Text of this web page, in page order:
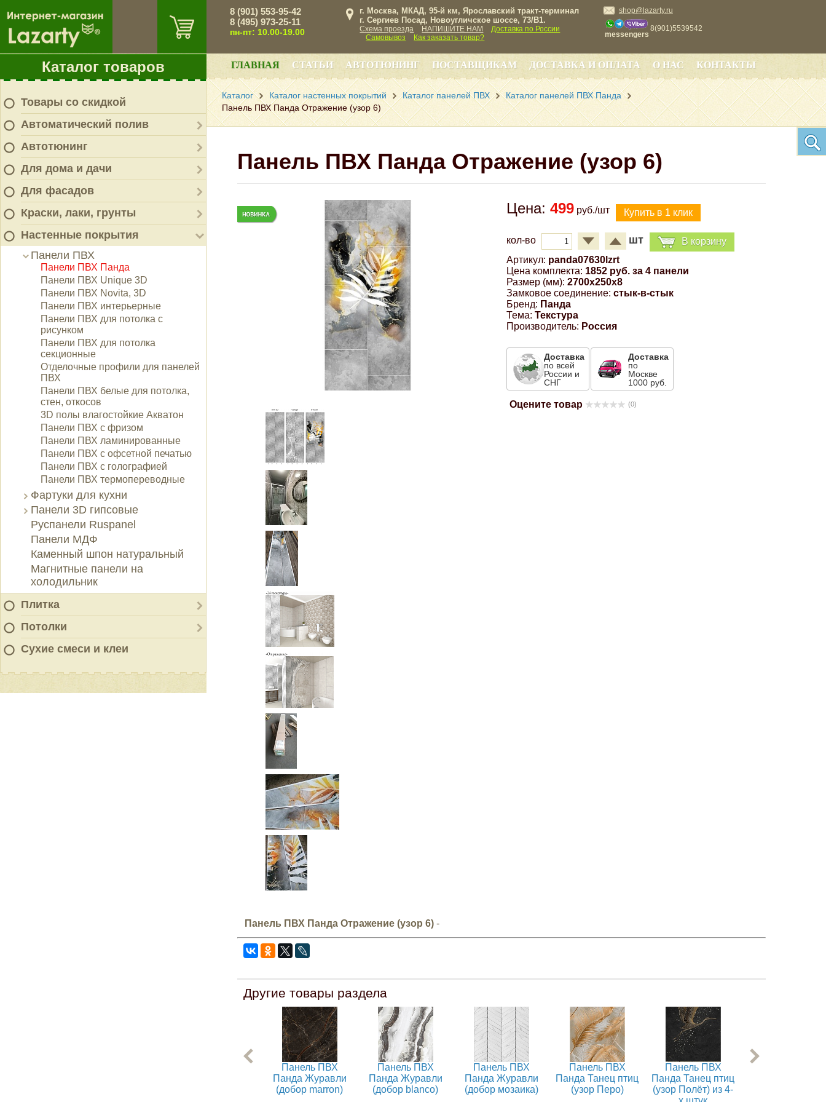
Каталог товаров
Товары со скидкой
Автоматический полив
Автотюнинг
Для дома и дачи
Для фасадов
Краски, лаки, грунты
Настенные покрытия
Панели ПВХ
Панели ПВХ Панда
Панели ПВХ Unique 3D
Панели ПВХ Novita, 3D
Панели ПВХ интерьерные
Панели ПВХ для потолка с
рисунком
Панели ПВХ для потолка
секционные
Отделочные профили для панелей
ПВХ
Панели ПВХ белые для потолка,
стен, откосов
3D полы влагостойкие Акватон
Панели ПВХ с фризом
Панели ПВХ ламинированные
Панели ПВХ с офсетной печатью
Панели ПВХ с голографией
Панели ПВХ термопереводные
Фартуки для кухни
Панели 3D гипсовые
Руспанели Ruspanel
Панели МДФ
Каменный шпон натуральный
Магнитные панели на
холодильник
Плитка
Потолки
Сухие смеси и клеи
8 (901) 553-95-42
8 (495) 973-25-11
пн-пт: 10.00-19.00
г. Москва, МКАД, 95-й км, Ярославский тракт-терминал
г. Сергиев Посад, Новоугличское шоссе, 73/B1.
Схема проезда НАПИШИТЕ НАМ
Доставка по России
Самовывоз
Как заказать товар?
shop@lazarty.ru
messengers
8(901)5539542
ГЛАВНАЯ СТАТЬИ АВТОТЮНИНГ ПОСТАВЩИКАМ ДОСТАВКА И ОПЛАТА О НАС КОНТАКТЫ
Каталог Каталог настенных покрытий Каталог панелей ПВХ
Каталог панелей ПВХ Панда
Панель ПВХ Панда Отражение (узор 6)
Панель ПВХ Панда Отражение (узор 6)
Цена:499 руб./шт
кол-во шт
В корзину
Артикул: panda07630lzrt
Цена комплекта: 1852 руб. за 4 панели
Размер (мм): 2700x250x8
Замковое соединение: стык-в-стык
Бренд: Панда
Тема: Текстура
Производитель: Россия
Доставка
по всей
России и
СНГ
Доставка
по
Москве
1000 руб.
Оцените товар (0)
Панель ПВХ Панда Отражение (узор 6)-
Другие товары раздела
Панель ПВХ
Панда Журавли
(добор marron)
Панель ПВХ
Панда Журавли
(добор blanco)
Панель ПВХ
Панда Журавли
(добор мозаика)
Панель ПВХ
Панда Танец птиц
(узор Перо)
Панель ПВХ
Панда Танец птиц
(узор Полёт) из 4-